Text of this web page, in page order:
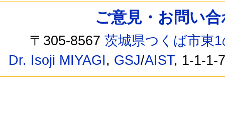
ご意見・お問い
〒305-8567茨城県つくば市東
Dr. Isoji MIYAGI, GSJ/AIST, 1-1-1-